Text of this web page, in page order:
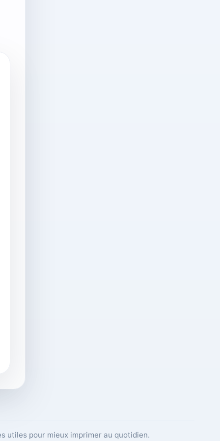
utiles pour mieux imprimer au quotidien.